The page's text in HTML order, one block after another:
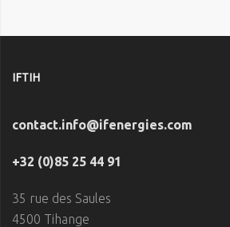
IFTIH
contact.info@ifenergies.com
+32 (0)85 25 44 91
35 rue des Saules
4500 Tihange